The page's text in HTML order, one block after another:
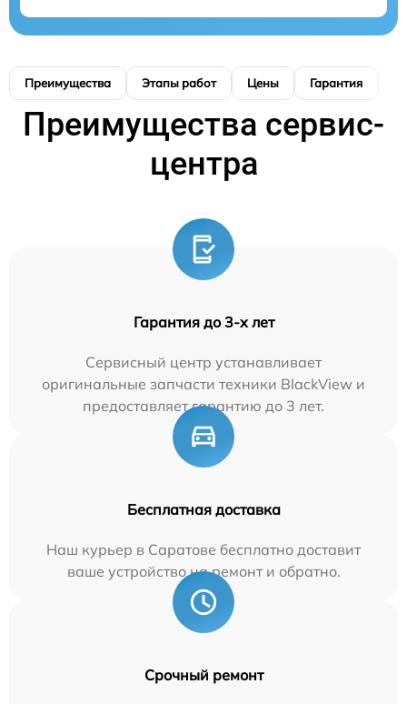
Преимущества Этапы работ Цены Гарантия
Преимущества сервис-
центра
Гарантия до 3-х лет
Сервисный центр устанавливает
оригинальные запчасти техники BlackView и
предоставляет гарантию до 3 лет.
Бесплатная доставка
Наш курьер в Саратове бесплатно доставит
ваше устройство на ремонт и обратно.
Срочный ремонт